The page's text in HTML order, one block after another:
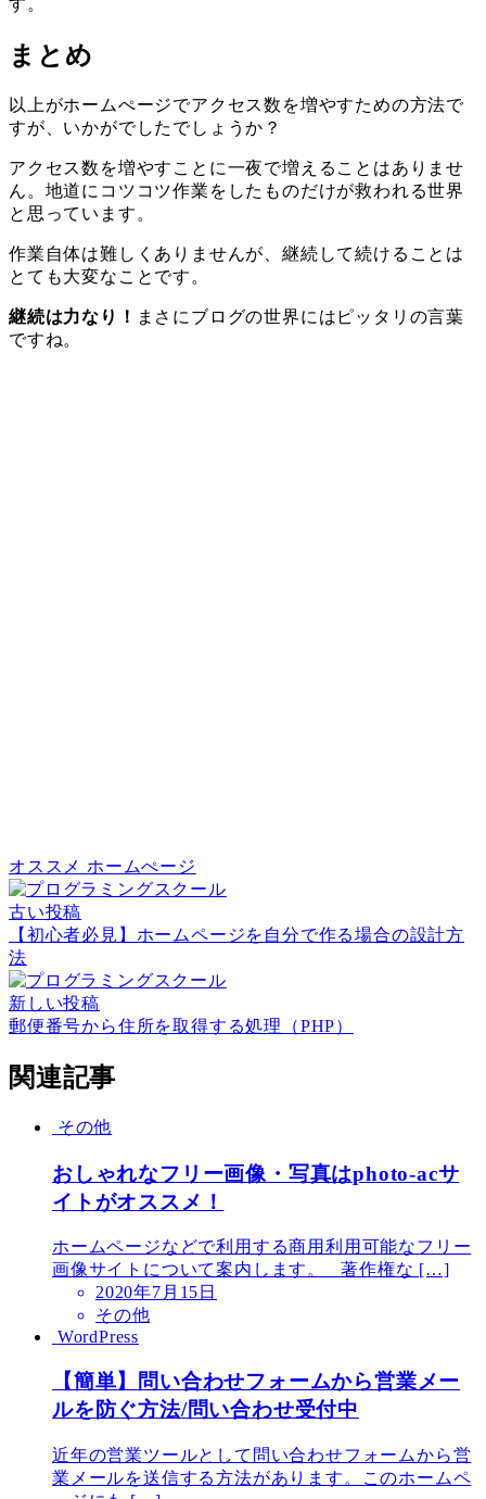
す。
まとめ
以上がホームぺージでアクセス数を増やすための方法で
すが、いかがでしたでしょうか？
アクセス数を増やすことに一夜で増えることはありませ
ん。地道にコツコツ作業をしたものだけが救われる世界
と思っています。
作業自体は難しくありませんが、継続して続けることは
とても大変なことです。
継続は力なり！ まさにブログの世界にはピッタリの言葉
ですね。
オススメ ホームぺージ
古い投稿
【初心者必見】ホームページを自分で作る場合の設計方
法
新しい投稿
郵便番号から住所を取得する処理（PHP）
関連記事
その他
おしゃれなフリー画像・写真はphoto-acサ
イトがオススメ！
ホームページなどで利用する商用利用可能なフリー
画像サイトについて案内します。 著作権な […]
2020年7月15日
その他
WordPress
【簡単】問い合わせフォームから営業メー
ルを防ぐ方法/問い合わせ受付中
近年の営業ツールとして問い合わせフォームから営
業メールを送信する方法があります。このホームペ